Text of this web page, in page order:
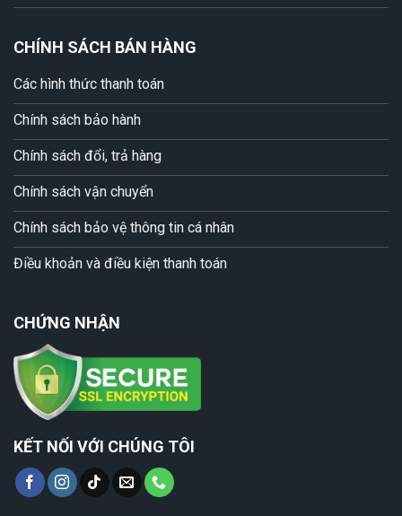
CHÍNH SÁCH BÁN HÀNG
Các hình thức thanh toán
Chính sách bảo hành
Chính sách đổi, trả hàng
Chính sách vận chuyển
Chính sách bảo vệ thông tin cá nhân
Điều khoản và điều kiện thanh toán
CHỨNG NHẬN
KẾT NỐI VỚI CHÚNG TÔI